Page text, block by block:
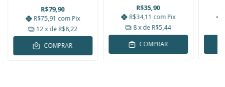
Experiências Nig
R$79,90
R$75,91 com Pix
12x de R$8,22
COMPRAR
R$35,90
R$34,11 com Pix
8x de R$5,44
COMPRAR